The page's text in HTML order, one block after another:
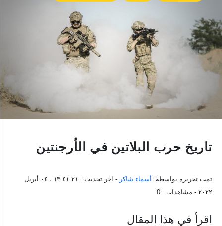
تاريخ حرب البلاتين في الأرجنتين
تمت تحريره بواسطة: أسماء شاكر - اخر تحديث :
١٣:٤١:٢١ ، ٠٤ أبريل
٢٠٢٢ - مشاهدات : 0
اقرأ في هذا المقال